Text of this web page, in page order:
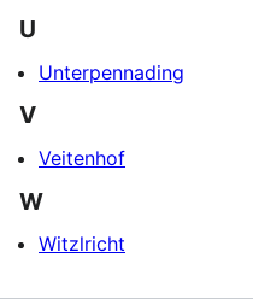
U
Unterpennading
V
Veitenhof
W
Witzlricht